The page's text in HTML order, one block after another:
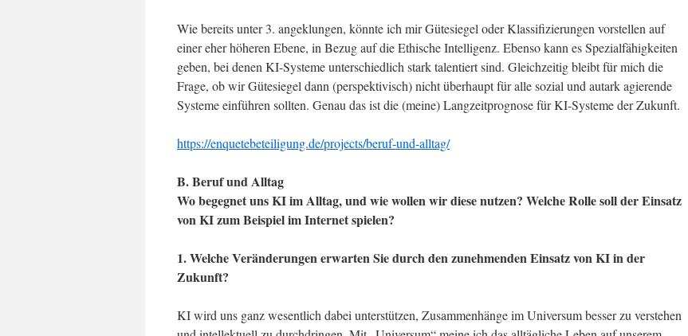
Wie bereits unter 3. angeklungen, könnte ich mir Gütesiegel oder Klassifizierungen vorstellen auf
einer eher höheren Ebene, in Bezug auf die Ethische Intelligenz. Ebenso kann es Spezialfähigkeiten
geben, bei denen KI-Systeme unterschiedlich stark talentiert sind. Gleichzeitig bleibt für mich die
Frage, ob wir Gütesiegel dann (perspektivisch) nicht überhaupt für alle sozial und autark agierende
Systeme einführen sollten. Genau das ist die (meine) Langzeitprognose für KI-Systeme der Zukunft.
https://enquetebeteiligung.de/projects/beruf-und-alltag/
B. Beruf und Alltag
Wo begegnet uns KI im Alltag, und wie wollen wir diese nutzen? Welche Rolle soll der Einsatz
von KI zum Beispiel im Internet spielen?
1. Welche Veränderungen erwarten Sie durch den zunehmenden Einsatz von KI in der
Zukunft?
KI wird uns ganz wesentlich dabei unterstützen, Zusammenhänge im Universum besser zu verstehen